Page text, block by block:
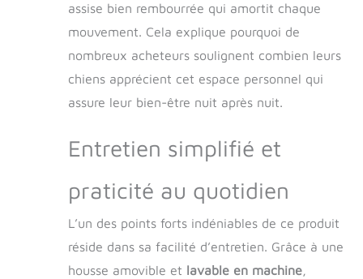
assise bien rembourrée qui amortit chaque
mouvement. Cela explique pourquoi de
nombreux acheteurs soulignent combien leurs
chiens apprécient cet espace personnel qui
assure leur bien-être nuit après nuit.
Entretien simplifié et
praticité au quotidien
L’un des points forts indéniables de ce produit
réside dans sa facilité d’entretien. Grâce à une
housse amovible et lavable en machine,